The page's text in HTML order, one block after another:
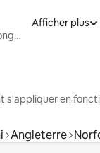
Locations moyenne et longue durée
Afficher plus
s'appliquer en
Angleterre